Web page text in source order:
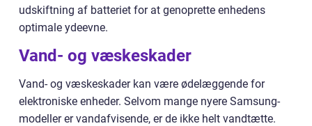
udskiftning af batteriet for at genoprette enhedens
optimale ydeevne.
Vand- og væskeskader
Vand- og væskeskader kan være ødelæggende for
elektroniske enheder. Selvom mange nyere Samsung-
modeller er vandafvisende, er de ikke helt vandtætte.